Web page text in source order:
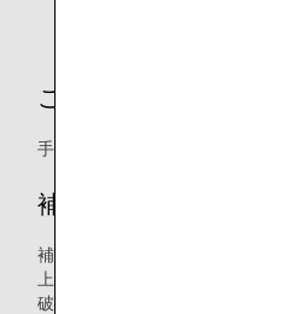
けた場合は、最後に搭乗
ご申告の期限
手荷物の受け取りの翌日から7日
補償
補償の対象となる破損に関しま
上、ご返却いたします。
破損の程度や時間的な要因など